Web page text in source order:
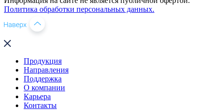
Политика обработки персональных данных.
Продукция
Направления
Поддержка
О компании
Карьера
Контакты